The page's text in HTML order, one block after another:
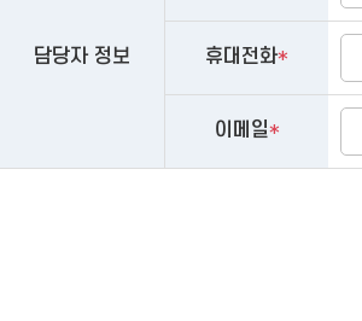
담당자 정보 휴대전화*
이메일*